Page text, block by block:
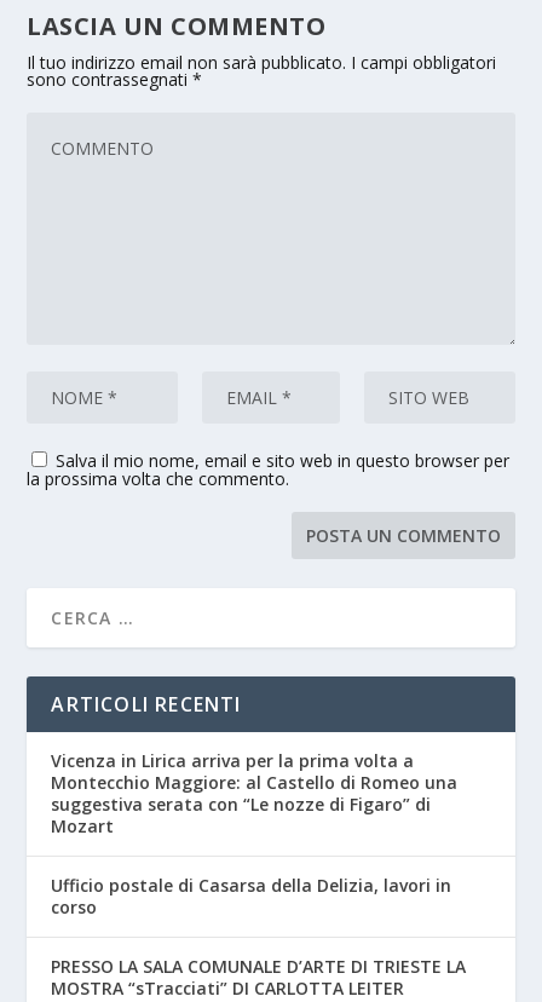
LASCIA UN COMMENTO
Il tuo indirizzo email non sarà pubblicato. I campi obbligatori
sono contrassegnati*
Salva il mio nome, email e sito web in questo browser per
la prossima volta che commento.
ARTICOLI RECENTI
Vicenza in Lirica arriva per la prima volta a
Montecchio Maggiore: al Castello di Romeo una
suggestiva serata con “Le nozze di Figaro” di
Mozart
Ufficio postale di Casarsa della Delizia, lavori in
corso
PRESSO LA SALA COMUNALE D’ARTE DI TRIESTE LA
MOSTRA “sTracciati” DI CARLOTTA LEITER